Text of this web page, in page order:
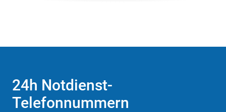
24h Notdienst-
Telefonnummern